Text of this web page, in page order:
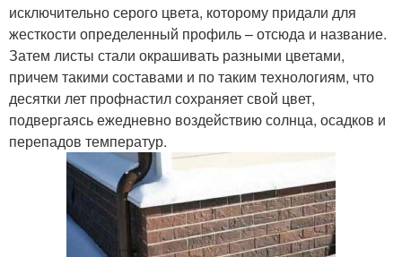
исключительно серого цвета, которому придали для
жесткости определенный профиль – отсюда и название.
Затем листы стали окрашивать разными цветами,
причем такими составами и по таким технологиям, что
десятки лет профнастил сохраняет свой цвет,
подвергаясь ежедневно воздействию солнца, осадков и
перепадов температур.